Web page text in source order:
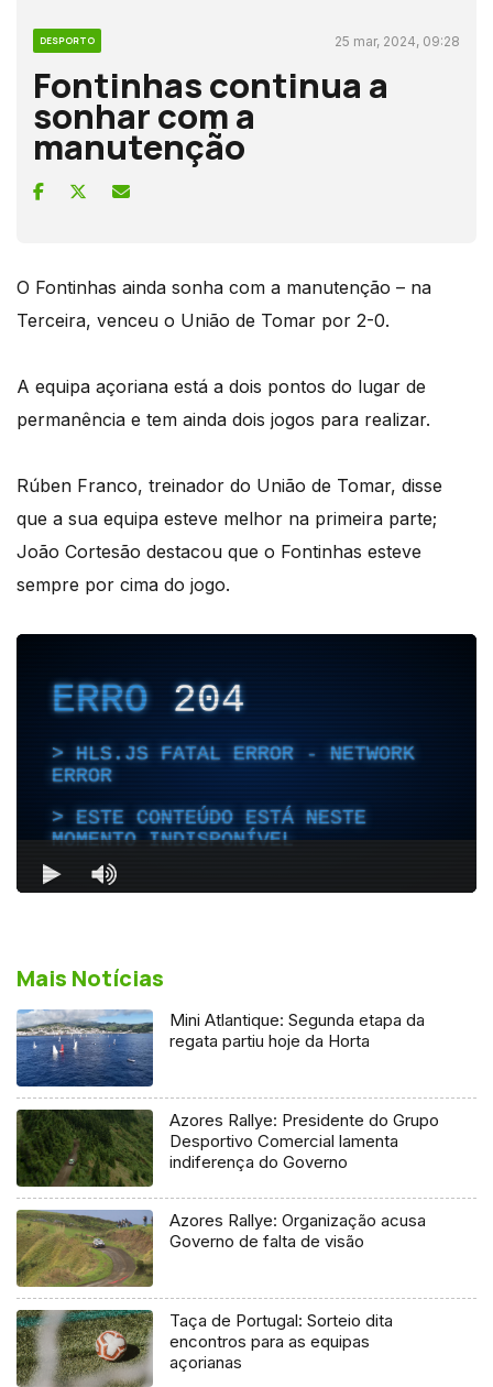
DESPORTO 25 mar, 2024, 09:28
Fontinhas continua a
sonhar com a
manutenção
O Fontinhas ainda sonha com a manutenção – na
Terceira, venceu o União de Tomar por 2-0.
A equipa açoriana está a dois pontos do lugar de
permanência e tem ainda dois jogos para realizar.
Rúben Franco, treinador do União de Tomar, disse
que a sua equipa esteve melhor na primeira parte;
João Cortesão destacou que o Fontinhas esteve
sempre por cima do jogo.
Mais Notícias
Mini Atlantique: Segunda etapa da
regata partiu hoje da Horta
Azores Rallye: Presidente do Grupo
Desportivo Comercial lamenta
indiferença do Governo
Azores Rallye: Organização acusa
Governo de falta de visão
Taça de Portugal: Sorteio dita
encontros para as equipas
açorianas